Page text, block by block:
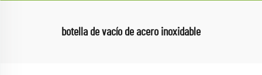
botella de vacío de acero inoxidable